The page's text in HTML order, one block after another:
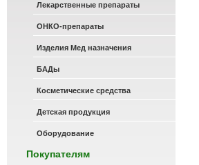
Лекарственные препараты
ОНКО-препараты
Изделия Мед назначения
БАДы
Косметические средства
Детская продукция
Оборудование
Покупателям